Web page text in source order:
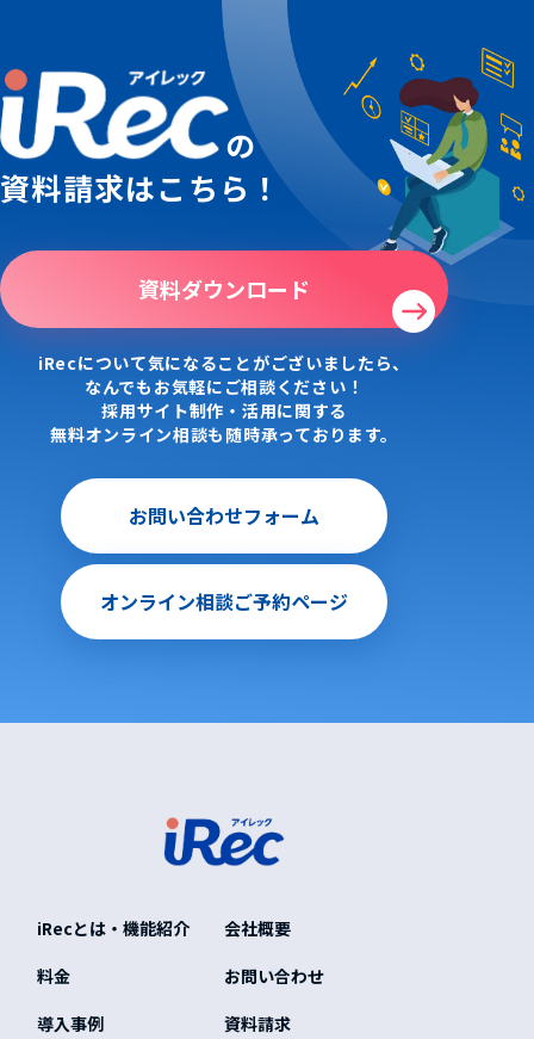
の
資料請求はこちら！
資料ダウンロード
iRecについて気になることがございましたら、
なんでもお気軽にご相談ください！
採用サイト制作・活用に関する
無料オンライン相談も随時承っております。
お問い合わせフォーム
オンライン相談ご予約ページ
iRecとは・機能紹介
料金
導入事例
会社概要
お問い合わせ
資料請求